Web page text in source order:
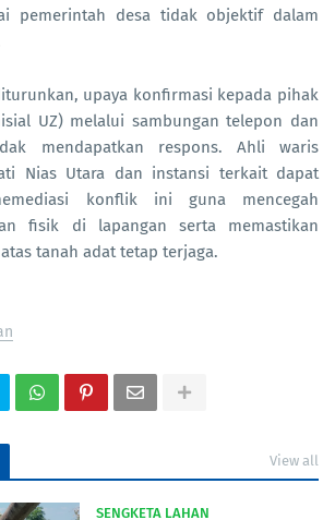
pemerintah desa tidak objektif dalam
upaya konfirmasi kepada pihak
UZ) melalui sambungan telepon dan
mendapatkan respons. Ahli waris
Nias Utara dan instansi terkait dapat
konflik ini guna mencegah
fisik di lapangan serta memastikan
tanah adat tetap terjaga.
View all
SENGKETA LAHAN